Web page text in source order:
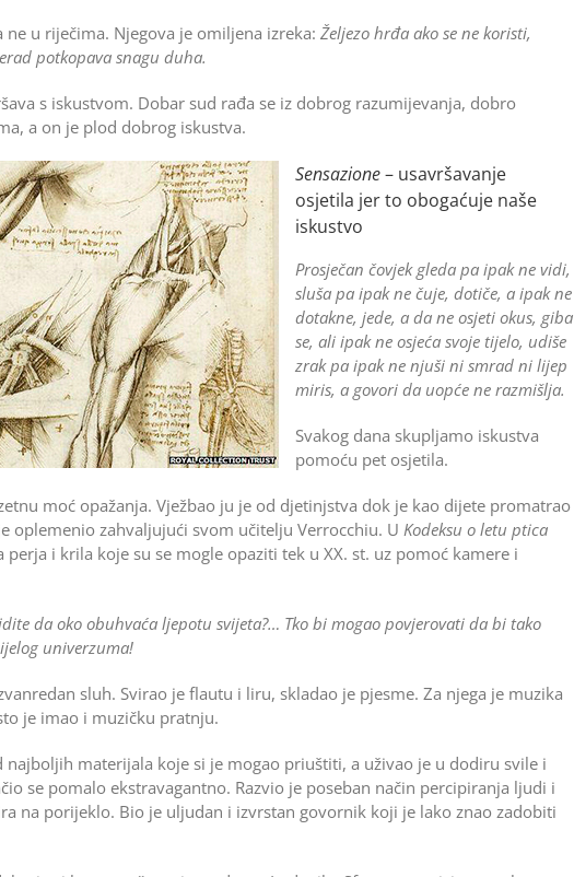
u riječi­ma. Njegova je omiljena izreka: Željezo hrđa ako se ne koristi,
­potkopava snagu duha.
s iskustvom. Dobar sud rađa se iz dobrog razumijevanja, dobro
a on je plod dobrog iskustva.
Sensazione– usavršavanje
osjetila ­jer to obogaćuje naše
iskustvo
Prosječan čovjek gleda pa ipak ne vidi,
sluša pa ipak ne čuje, dotiče, a ipak ne
dotakne, jede, a da ne osjeti okus, giba
se, ali ipak ne osjeća svoje tijelo, udiše
zrak pa ipak ne njuši ni smrad ni lijep
miris, a govori da uopće ne razmišlja.
Svakog dana skupljamo iskustva
pomoću pet osjetila.
moć opažanja. Vježbao ju je od djetinjstva dok je kao dijete promatrao
oplemenio zahvaljujući svom učitelju Verrocchiu. U Kodeksu o letu ptica
i krila koje su se mogle opaziti tek u XX. st. uz pomoć kamere i
da oko obuhvaća ljepotu svijeta?… Tko bi mogao povjerovati da bi tako
univerzuma!
sluh. Svirao je flautu i liru, skladao je pjesme. Za njega je muzika
je imao i muzičku pratnju.
najboljih materijala koje si je mogao priuštiti, a uživao je u dodiru svile i
se pomalo ekstravagantno. Razvio je poseban način percipiranja ljudi i
na porijeklo. Bio je uljudan i izvrstan govornik koji je lako znao zadobiti